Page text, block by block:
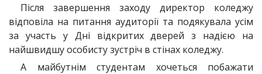
Після завершення заходу директор коледжу
відповіла на питання аудиторії та подякувала усім
за участь у Дні відкритих дверей з надією на
найшвидшу особисту зустріч в стінах коледжу.
А майбутнім студентам хочеться побажати